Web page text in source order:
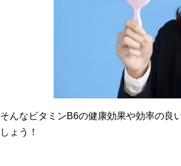
そんなビタミンB6の健康効果や効率の良
しょう！